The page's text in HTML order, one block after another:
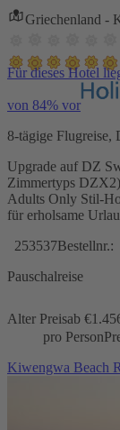
Griechenland -
Für dieses Hotel
von 84% vor
8-tägige
Upgrade auf DZ
Zimmertyps
Adults Only Stil-
für erholsame
253537Bestellnr.:
Pauschalreise
Alter Preisab €
pro Person
Kiwengwa Beach